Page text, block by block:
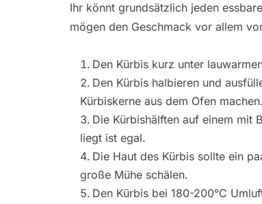
Ihr könnt grundsätzlich jeden
mögen den Geschmack vor allem
Den Kürbis kurz unter
Den Kürbis halbieren und
Kürbiskerne aus dem Ofen machen.
Die Kürbishälften auf einem mit
liegt ist egal.
Die Haut des Kürbis sollte ein
große Mühe schälen.
Den Kürbis bei 180-200°C